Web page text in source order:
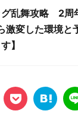
グ乱舞攻略 2周
激変した環境と
】